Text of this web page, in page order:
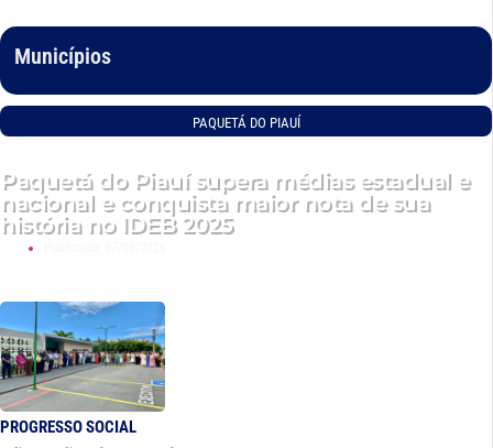
Municípios
PAQUETÁ DO PIAUÍ
Paquetá do Piauí supera médias estadual e
nacional e conquista maior nota de sua
história no IDEB 2025
PROGRESSO SOCIAL